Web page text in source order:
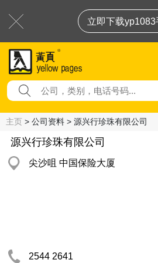
立即下载yp1083
主页 > 公司资料 > 源兴行珍珠有限公司
源兴行珍珠有限公司
尖沙咀 中国保险大厦
2544 2641